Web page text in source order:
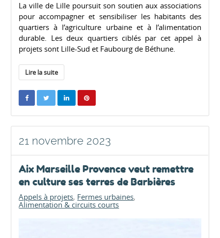
La ville de Lille poursuit son soutien aux associations
pour accompagner et sensibiliser les habitants des
quartiers à l’agriculture urbaine et à l’alimentation
durable. Les deux quartiers ciblés par cet appel à
projets sont Lille-Sud et Faubourg de Béthune.
Lire la suite
21 novembre 2023
Aix Marseille Provence veut remettre
en culture ses terres de Barbières
Appels à projets Fermes urbaines
Alimentation & circuits courts